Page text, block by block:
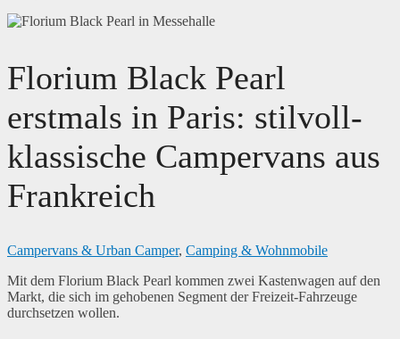
Florium Black Pearl
erstmals in Paris: stilvoll-
klassische Campervans aus
Frankreich
Campervans & Urban Camper, Camping & Wohnmobile
Mit dem Florium Black Pearl kommen zwei Kastenwagen auf den
Markt, die sich im gehobenen Segment der Freizeit-Fahrzeuge
durchsetzen wollen.